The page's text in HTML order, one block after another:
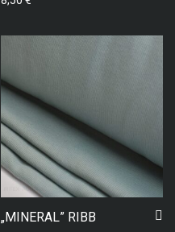
„MINERAL” RIBB